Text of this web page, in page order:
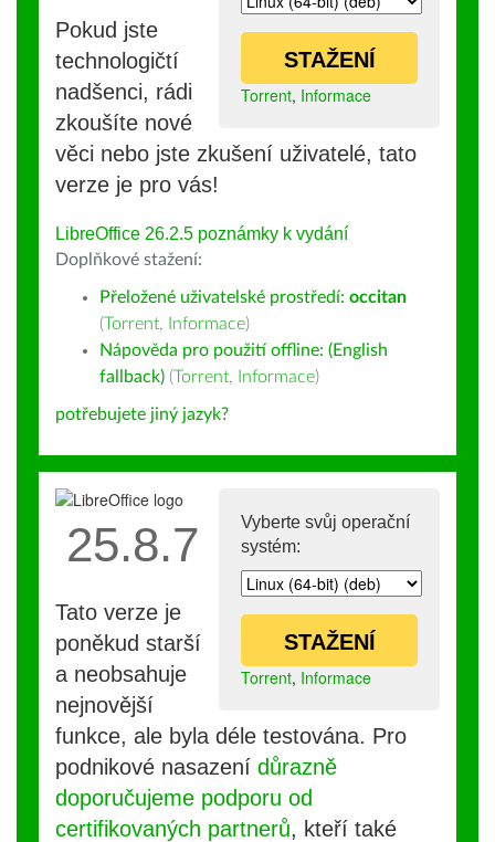
STAŽENÍ
Torrent, Informace
Pokud jste
technologičtí
nadšenci, rádi
zkoušíte nové
věci nebo jste zkušení uživatelé, tato
verze je pro vás!
LibreOffice 26.2.5 poznámky k vydání
Doplňkové stažení:
Přeložené uživatelské prostředí: occitan
(Torrent, Informace)
Nápověda pro použití offline: (English
fallback) (Torrent, Informace)
potřebujete jiný jazyk?
Vyberte svůj operační
systém:
STAŽENÍ
Torrent, Informace
25.8.7
Tato verze je
poněkud starší
a neobsahuje
nejnovější
funkce, ale byla déle testována. Pro
podnikové nasazení důrazně
doporučujeme podporu od
certifikovaných partnerů, kteří také